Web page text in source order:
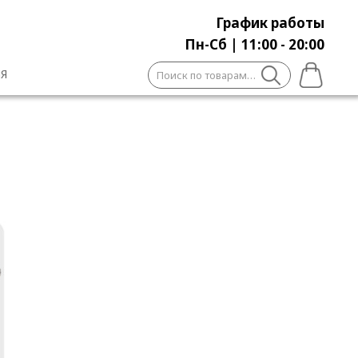
График работы
Пн-Сб | 11:00 - 20:00
Искать: